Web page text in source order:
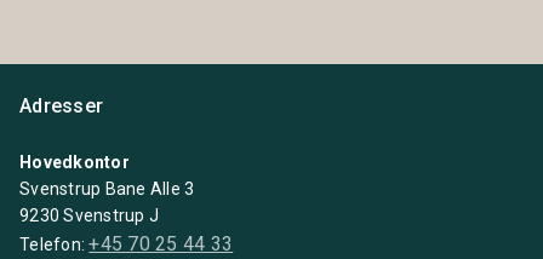
Adresser
Hovedkontor
Svenstrup Bane Alle 3
9230 Svenstrup J
Telefon:+45 70 25 44 33